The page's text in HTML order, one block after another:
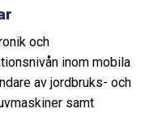
och
inom mobila
av jordbruks- och
samt